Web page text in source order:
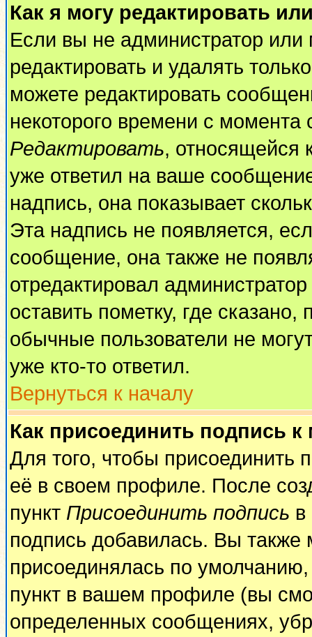
Как я могу редактировать
Если вы не администратор
редактировать и удалять
можете редактировать
некоторого времени с
Редактировать, относящейся
уже ответил на ваше
надпись, она показывает
Эта надпись не появляется,
сообщение, она также не
отредактировал
оставить пометку, где
обычные пользователи не
уже кто-то ответил.
Вернуться к началу
Как присоединить подпись
Для того, чтобы присоединить
её в своем профиле. После
пункт Присоединить подпись
подпись добавилась. Вы также
присоединялась по
пункт в вашем профиле (вы
определенных сообщениях,